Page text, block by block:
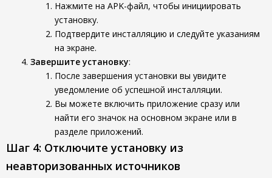
Нажмите на APK-файл, чтобы инициировать
установку.
Подтвердите инсталляцию и следуйте указаниям
на экране.
Завершите установку:
После завершения установки вы увидите
уведомление об успешной инсталляции.
Вы можете включить приложение сразу или
найти его значок на основном экране или в
разделе приложений.
Шаг 4: Отключите установку из
неавторизованных источников